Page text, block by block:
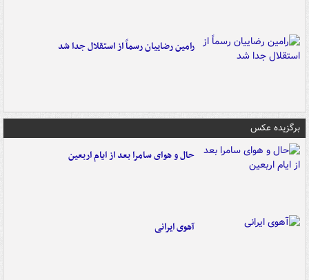
رامین رضاییان رسماً از استقلال جدا شد
برگزیده عکس
حال و هوای سامرا بعد از ایام اربعین
آهوی ایرانی